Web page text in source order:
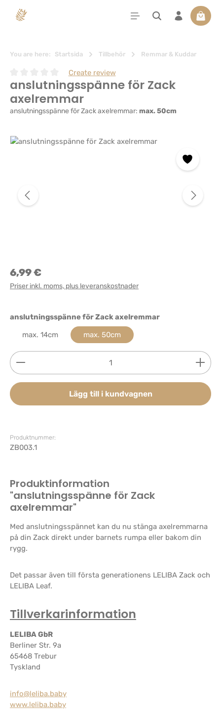
You are here: Startsida Tillbehör Remmar & Kuddar
Genomsnittligt betyg på 0 av 5 stjärnor
Create review
anslutningsspänne för Zack
axelremmar
anslutningsspänne för Zack axelremmar: max. 50cm
Hoppa över bildgalleri
6,99 €
Priser inkl. moms, plus leveranskostnader
Välj
anslutningsspänne för Zack axelremmar
max. 14cm
max. 50cm
Produktkvantitet: Ange önskat belopp eller
Lägg till i kundvagnen
Produktnummer:
ZB003.1
Produktinformation
"anslutningsspänne för Zack
axelremmar"
Med anslutningsspännet kan du nu stänga axelremmarna
på din Zack direkt under barnets rumpa eller bakom din
rygg.
Det passar även till första generationens LELIBA Zack och
LELIBA Leaf.
Tillverkarinformation
LELIBA GbR
Berliner Str. 9a
65468 Trebur
Tyskland
info@leliba.baby
www.leliba.baby